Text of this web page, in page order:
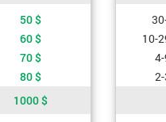
от периода аренды
50$
60$
70$
80$
1000$
10-